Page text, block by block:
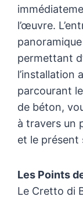
l’œuvre.
permettant
l’installation
parcourant
de béton,
à travers un
et le présent
Les Points
Le Cretto di